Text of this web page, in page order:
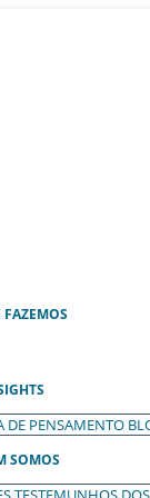
FAZEMOS
DE PENSAMENTO
SOMOS